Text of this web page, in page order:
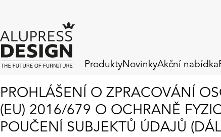
ProduktyNovinkyAkční nabídka
PROHLÁŠENÍ O ZPRACOVÁNÍ
(EU) 2016/679 O OCHRANĚ
POUČENÍ SUBJEKTŮ ÚDAJŮ